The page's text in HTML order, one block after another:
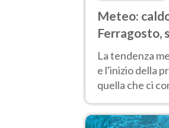
Meteo:
Ferragosto,
pausa. Ecco
La tendenza
e l'inizio della
quella che ci
temperature